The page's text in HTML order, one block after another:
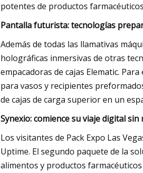
potentes de productos
Pantalla futurista: tecnologías
Además de todas las llamativas
holográficas inmersivas de otras
empacadoras de cajas Elematic.
para vasos y recipientes
de cajas de carga superior en un
Synexio: comience su viaje digital sin
Los visitantes de Pack Expo Las
Uptime. El segundo paquete de la
alimentos y productos